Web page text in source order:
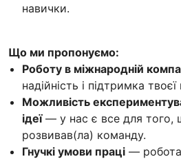
навички.
Що ми пропонуємо:
Роботу в міжнародній
надійність і підтримка
Можливість
ідеї— у нас є все для того,
розвивав(ла) команду.
Гнучкі умови праці — робота